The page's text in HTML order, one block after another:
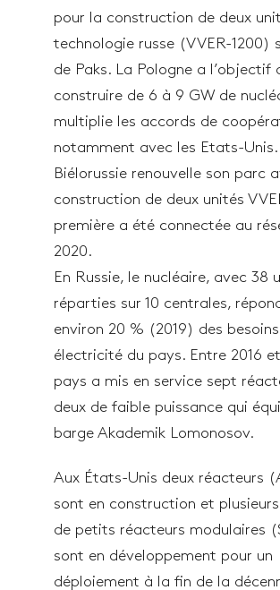
pour la construction de deux
technologie russe (VVER-1200)
de Paks. La Pologne a l’objectif
construire de 6 à 9 GW de
multiplie les accords de
notamment avec les Etats-Unis.
Biélorussie renouvelle son parc
construction de deux unités
première a été connectée au
2020.
En Russie, le nucléaire, avec 38
réparties sur 10 centrales,
environ 20 % (2019) des
électricité du pays. Entre 2016
pays a mis en service sept
deux de faible puissance qui
barge Akademik Lomonosov.
Aux États-Unis deux réacteurs
sont en construction et
de petits réacteurs modulaires
sont en développement pour un
déploiement à la fin de la